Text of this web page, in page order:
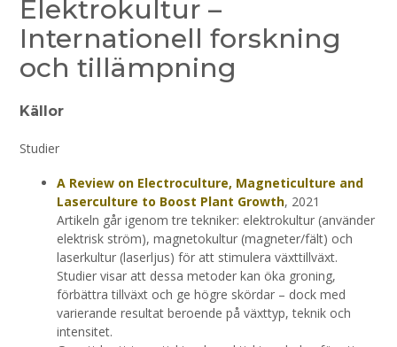
Elektrokultur –
Internationell forskning
och tillämpning
Källor
Studier
A Review on Electroculture, Magneticulture and
Laserculture to Boost Plant Growth, 2021
Artikeln går igenom tre tekniker: elektrokultur (använder
elektrisk ström), magnetokultur (magneter/fält) och
laserkultur (laserljus) för att stimulera växttillväxt.
Studier visar att dessa metoder kan öka groning,
förbättra tillväxt och ge högre skördar – dock med
varierande resultat beroende på växttyp, teknik och
intensitet.